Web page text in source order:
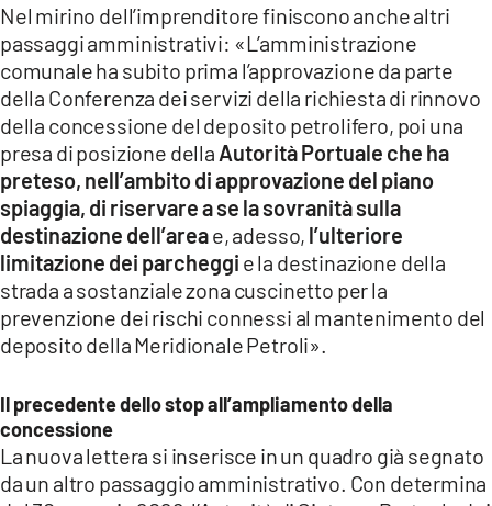
Nel mirino dell’imprenditore finiscono anche altri
passaggi amministrativi: «L’amministrazione
comunale ha subito prima l’approvazione da parte
della Conferenza dei servizi della richiesta di rinnovo
della concessione del deposito petrolifero, poi una
presa di posizione della Autorità Portuale che ha
preteso, nell’ambito di approvazione del piano
spiaggia, di riservare a se la sovranità sulla
destinazione dell’areae, adesso, l’ulteriore
limitazione dei parcheggi e la destinazione della
strada a sostanziale zona cuscinetto per la
prevenzione dei rischi connessi al mantenimento del
deposito della Meridionale Petroli».
Il precedente dello stop all’ampliamento della
concessione
La nuova lettera si inserisce in un quadro già segnato
da un altro passaggio amministrativo. Con determina